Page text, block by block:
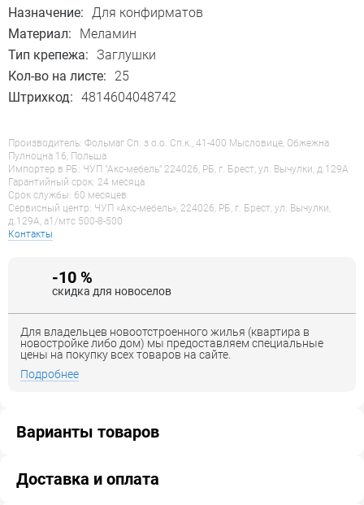
Назначение: Для конфирматов
Материал:
Меламин
Тип крепежа: Заглушки
Кол-во на листе:
25
Штрихкод: 4814604048742
Производитель: Фольмаг Сп. з о.о. Сп.к., 41-400 Мысловице, Обжежна
Пулноцна 16, Польша
Импортер в РБ: ЧУП "Акс-мебель" 224026, РБ, г. Брест, ул. Вычулки, д.129А
Гарантийный срок: 24 месяца
Срок службы: 60 месяцев
Сервисный центр: ЧУП «Акс-мебель», 224026, РБ, г. Брест, ул. Вычулки,
д.129А, a1/мтс 500-8-500
Контакты
-10 %
скидка для новоселов
Для владельцев новоотстроенного жилья (квартира в
новостройке либо дом) мы предоставляем специальные
цены на покупку всех товаров на сайте.
Подробнее
Варианты товаров
Доставка и оплата